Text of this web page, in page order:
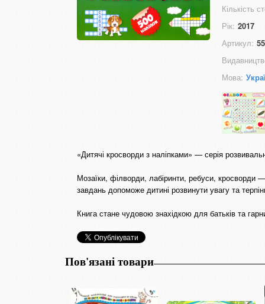
Кількість
Рік: 2017
Артикул:
Мова:
«Дитячі кросворди з наліпками» — серія
Мозаїки, філворди, лабіринти, ребуси, кросворди
завдань допоможе дитині розвинути увагу та
Книга стане чудовою знахідкою для батьків та
Пов'язані товари